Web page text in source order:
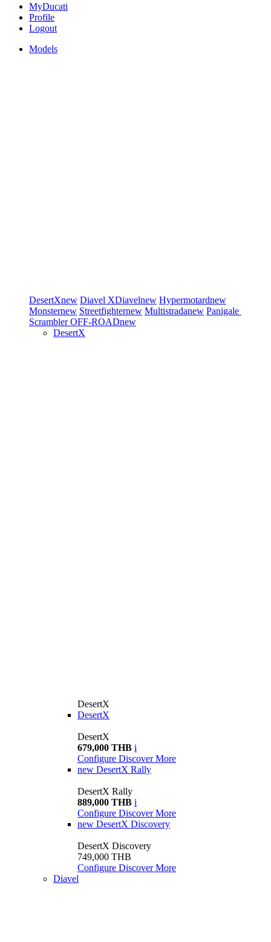
MyDucati
Profile
Logout
Models
DesertXnew Diavel XDiavelnew Hypermotardnew
Monsternew Streetfighternew Multistradanew Panigale
ScramblerOFF-ROADnew
DesertX
DesertX
DesertX
DesertX
679,000 THB i
Configure Discover More
new DesertX Rally
DesertX Rally
889,000 THB i
Configure Discover More
new DesertX Discovery
DesertX Discovery
749,000 THB
Configure Discover More
Diavel